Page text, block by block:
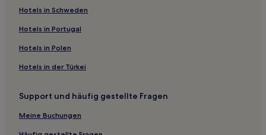
Familien in Nordseeküste von Schleswig-Holstein
Schleswig-Holstein
Hotels mit Parkplatz in Nordseeküste von Schleswig-
Holstein
Hotels mit Parkplatz in Sylt-Ost
Haustierfreundliche in Sylt-Ost
Hotels in Schweden
Hotels in Portugal
Hotels in Polen
Hotels in der Türkei
Support und häufig gestellte Fragen
Meine Buchungen